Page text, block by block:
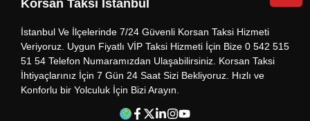
Korsan Taksi İstanbul
İstanbul Ve İlçelerinde 7/24 Güvenli Korsan Taksi Hizmeti
Veriyoruz. Uygun Fiyatlı VİP Taksi Hizmeti İçin Bize 0 542 515
51 54 Telefon Numaramızdan Ulaşabilirsiniz. Korsan Taksi
İhtiyaçlarınız İçin 7 Gün 24 Saat Sizi Bekliyoruz. Hızlı ve
Konforlu bir Yolculuk İçin Bizi Arayın.